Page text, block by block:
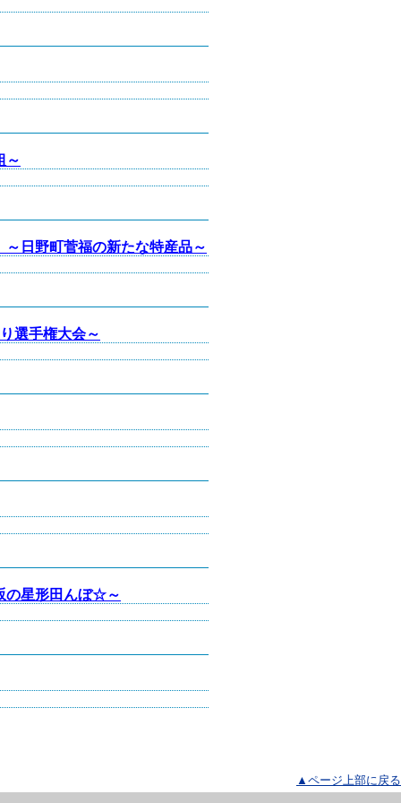
～
日野町菅福の新たな特産品～
選手権大会～
の星形田んぼ☆～
▲ページ上部に戻る